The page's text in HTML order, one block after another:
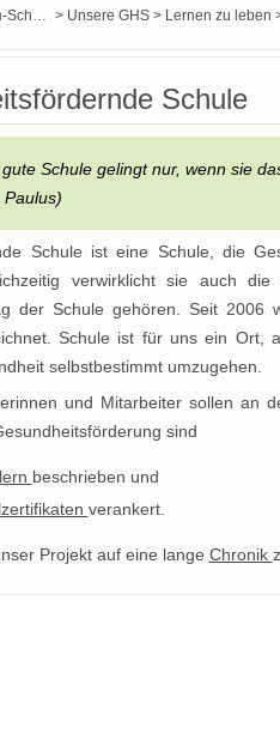
Gerhart-Hauptmann-Schule Griesheim > Unsere GHS> Lernen zu leben
Schule
gute Schule gelingt nur, wenn sie
Paulus)
Schule ist eine Schule, die
verwirklicht sie auch
der Schule gehören. Seit 2006
Schule ist für uns ein
selbstbestimmt umzugehen.
und Mitarbeiter sollen an
sind
beschrieben und
verankert.
Projekt auf eine lange Chronik